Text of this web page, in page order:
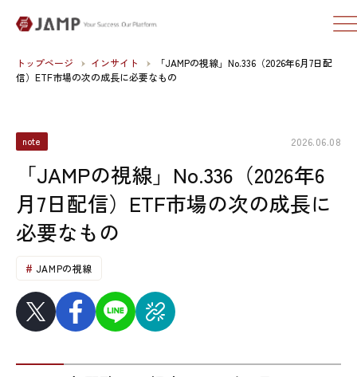
トップページ インサイト
「JAMPの視線」No.336（2026年6月7日配
信）ETF市場の次の成長に必要なもの
note 2026.06.08
「JAMPの視線」No.336（2026年6
月7日配信）ETF市場の次の成長に
必要なもの
JAMPの視線